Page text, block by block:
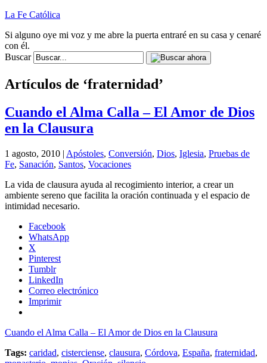
La Fe Católica
Si alguno oye mi voz y me abre la puerta entraré en su casa y cenaré
con él.
Buscar
Artículos de ‘fraternidad’
Cuando el Alma Calla – El Amor de Dios
en la Clausura
1 agosto, 2010 | Apóstoles, Conversión, Dios, Iglesia, Pruebas de
Fe, Sanación, Santos, Vocaciones
La vida de clausura ayuda al recogimiento interior, a crear un
ambiente sereno que facilita la oración continuada y el espacio de
intimidad necesario.
Facebook
WhatsApp
X
Pinterest
Tumblr
LinkedIn
Correo electrónico
Imprimir
Cuando el Alma Calla – El Amor de Dios en la Clausura
Tags: caridad, cisterciense, clausura, Córdova, España, fraternidad,